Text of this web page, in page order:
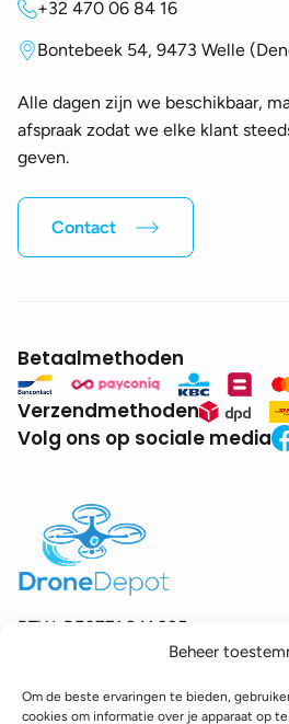
Beheer
Om de beste ervaringen te bieden,
cookies om informatie over je apparaat op
+32 470 06 84 16
Bontebeek 54, 9473 Welle
Alle dagen zijn we beschikbaar,
afspraak zodat we elke klant
geven.
Contact
Betaalmethoden
Verzendmethoden
Volg ons op sociale media
BTW: BE0771.941.935
© 2025 DroneDepot. Alle rechten
RecyclagebijdrageRetourbeleid